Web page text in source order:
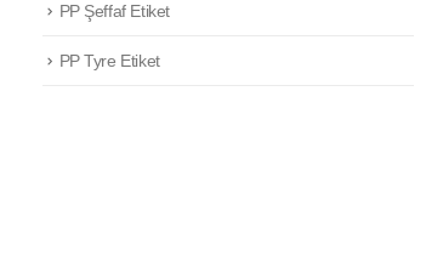
PP Şeffaf Etiket
PP Tyre Etiket